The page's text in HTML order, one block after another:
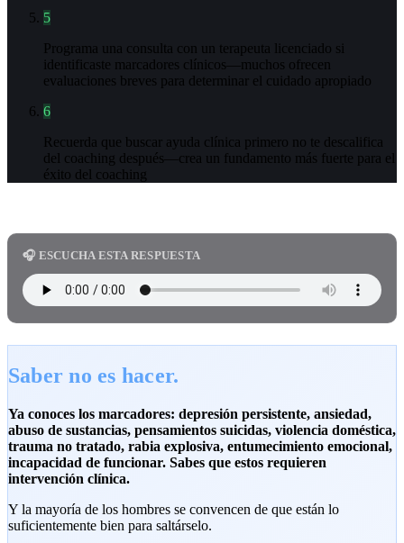
5
Programa una consulta con un terapeuta licenciado si
identificaste marcadores clínicos—muchos ofrecen
evaluaciones breves para determinar el cuidado apropiado
6
Recuerda que buscar ayuda clínica primero no te descalifica
del coaching después—crea un fundamento más fuerte para el
éxito del coaching
🎧 ESCUCHA ESTA RESPUESTA
Saber no es hacer.
Ya conoces los marcadores: depresión persistente, ansiedad,
abuso de sustancias, pensamientos suicidas, violencia doméstica,
trauma no tratado, rabia explosiva, entumecimiento emocional,
incapacidad de funcionar. Sabes que estos requieren
intervención clínica.
Y la mayoría de los hombres se convencen de que están lo
suficientemente bien para saltárselo.